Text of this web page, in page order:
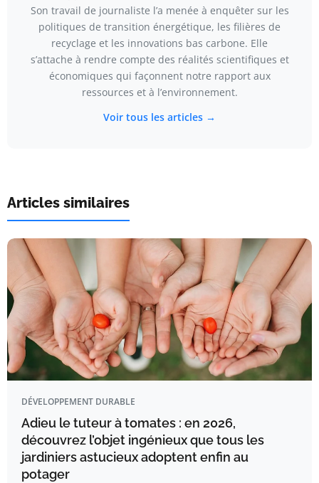
Son travail de journaliste l’a menée à enquêter sur les
politiques de transition énergétique, les filières de
recyclage et les innovations bas carbone. Elle
s’attache à rendre compte des réalités scientifiques et
économiques qui façonnent notre rapport aux
ressources et à l’environnement.
Voir tous les articles →
Articles similaires
DÉVELOPPEMENT DURABLE
Adieu le tuteur à tomates : en 2026,
découvrez l’objet ingénieux que tous les
jardiniers astucieux adoptent enfin au
potager